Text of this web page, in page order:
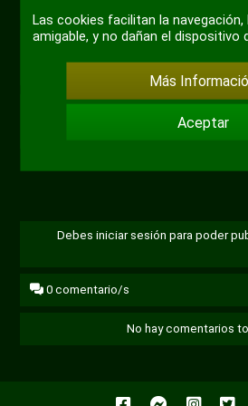
Debes iniciar sesión para poder
0 comentario/s
No hay comentarios
Las cookies facilitan la navegación,
amigable, y no dañan el dispositivo
Más
Aceptar